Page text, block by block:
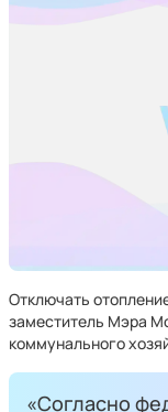
Отключать
заместитель Мэра
коммунального
«Согласно